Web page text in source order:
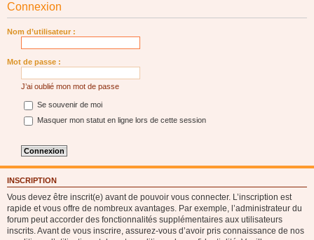
Connexion
Nom d’utilisateur :
Mot de passe :
J’ai oublié mon mot de passe
Se souvenir de moi
Masquer mon statut en ligne lors de cette session
INSCRIPTION
Vous devez être inscrit(e) avant de pouvoir vous connecter. L’inscription est
rapide et vous offre de nombreux avantages. Par exemple, l’administrateur du
forum peut accorder des fonctionnalités supplémentaires aux utilisateurs
inscrits. Avant de vous inscrire, assurez-vous d’avoir pris connaissance de nos